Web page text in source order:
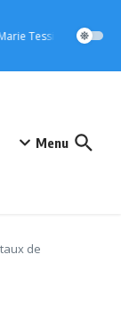
Tessi adresse un
Menu
de